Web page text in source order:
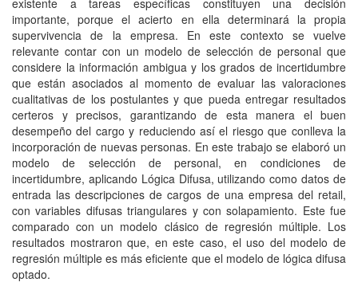
existente a tareas específicas constituyen una decisión
importante, porque el acierto en ella determinará la propia
supervivencia de la empresa. En este contexto se vuelve
relevante contar con un modelo de selección de personal que
considere la información ambigua y los grados de incertidumbre
que están asociados al momento de evaluar las valoraciones
cualitativas de los postulantes y que pueda entregar resultados
certeros y precisos, garantizando de esta manera el buen
desempeño del cargo y reduciendo así el riesgo que conlleva la
incorporación de nuevas personas. En este trabajo se elaboró un
modelo de selección de personal, en condiciones de
incertidumbre, aplicando Lógica Difusa, utilizando como datos de
entrada las descripciones de cargos de una empresa del retail,
con variables difusas triangulares y con solapamiento. Este fue
comparado con un modelo clásico de regresión múltiple. Los
resultados mostraron que, en este caso, el uso del modelo de
regresión múltiple es más eficiente que el modelo de lógica difusa
optado.